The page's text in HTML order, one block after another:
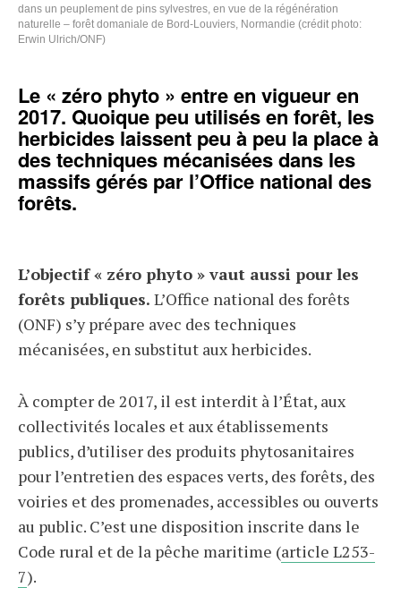
dans un peuplement de pins sylvestres, en vue de la régénération
naturelle – forêt domaniale de Bord-Louviers, Normandie (crédit photo:
Erwin Ulrich/ONF)
Le « zéro phyto » entre en vigueur en
2017. Quoique peu utilisés en forêt, les
herbicides laissent peu à peu la place à
des techniques mécanisées dans les
massifs gérés par l’Office national des
forêts.
L’objectif « zéro phyto » vaut aussi pour les
forêts publiques. L’Office national des forêts
(ONF) s’y prépare avec des techniques
mécanisées, en substitut aux herbicides.
À compter de 2017, il est interdit à l’État, aux
collectivités locales et aux établissements
publics, d’utiliser des produits phytosanitaires
pour l’entretien des espaces verts, des forêts, des
voiries et des promenades, accessibles ou ouverts
au public. C’est une disposition inscrite dans le
Code rural et de la pêche maritime (article L253-
7).